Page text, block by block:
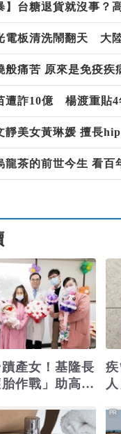
】台糖退貨就沒事？
電板清洗鬧翻天 大
般痛苦 原來是免疫疾
遭詐10億 楊渡重貼4
靜美女黃琳媛 擅長
龍茶的前世今生 看百
產女！基隆長
作戰」助高風
PR